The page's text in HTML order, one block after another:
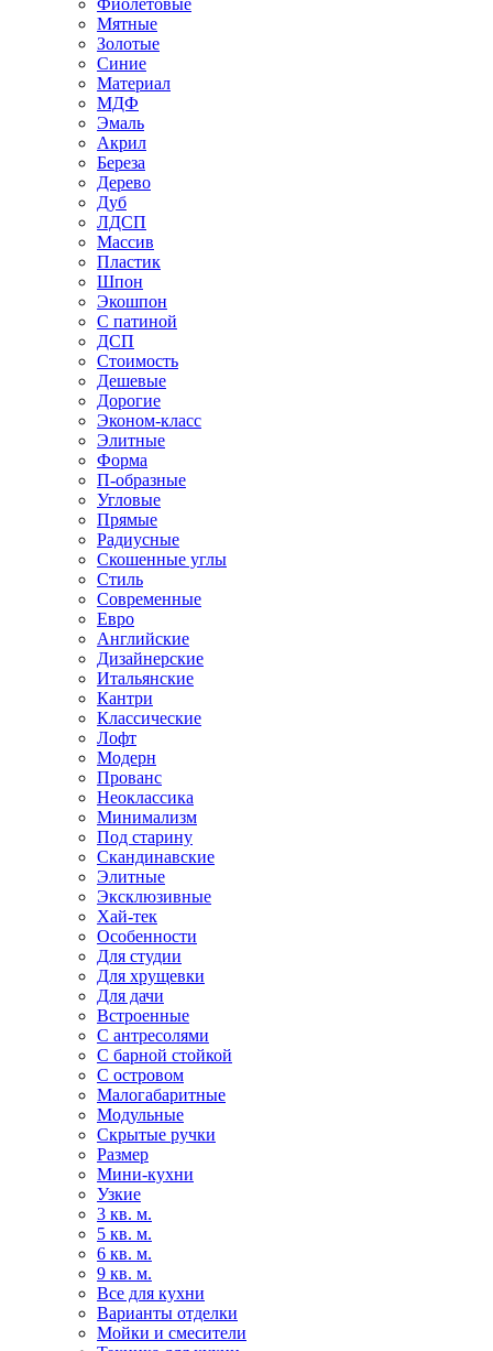
Фиолетовые
Мятные
Золотые
Синие
Материал
МДФ
Эмаль
Акрил
Береза
Дерево
Дуб
ЛДСП
Массив
Пластик
Шпон
Экошпон
С патиной
ДСП
Стоимость
Дешевые
Дорогие
Эконом-класс
Элитные
Форма
П-образные
Угловые
Прямые
Радиусные
Скошенные углы
Стиль
Современные
Евро
Английские
Дизайнерские
Итальянские
Кантри
Классические
Лофт
Модерн
Прованс
Неоклассика
Минимализм
Под старину
Скандинавские
Элитные
Эксклюзивные
Хай-тек
Особенности
Для студии
Для хрущевки
Для дачи
Встроенные
С антресолями
С барной стойкой
С островом
Малогабаритные
Модульные
Скрытые ручки
Размер
Мини-кухни
Узкие
3 кв. м.
5 кв. м.
6 кв. м.
9 кв. м.
Все для кухни
Варианты отделки
Мойки и смесители